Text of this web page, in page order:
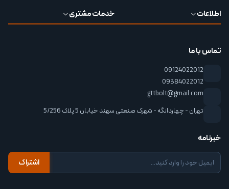
اطلاعات خدمات مشتری
تماس با ما
09124022012
09384022012
gttbolt@gmail.com
تهران - چهاردانگه - شهرک صنعتی سهند خیابان 5 پلاک 5/256
خبرنامه
اشتراک